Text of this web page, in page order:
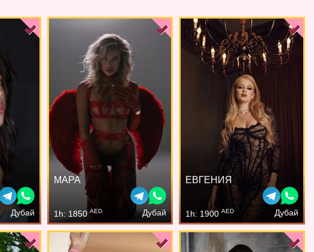
Дубай
МАРА
1h: 1850AED Дубай
ЕВГЕНИЯ
1h: 1900AED Дубай